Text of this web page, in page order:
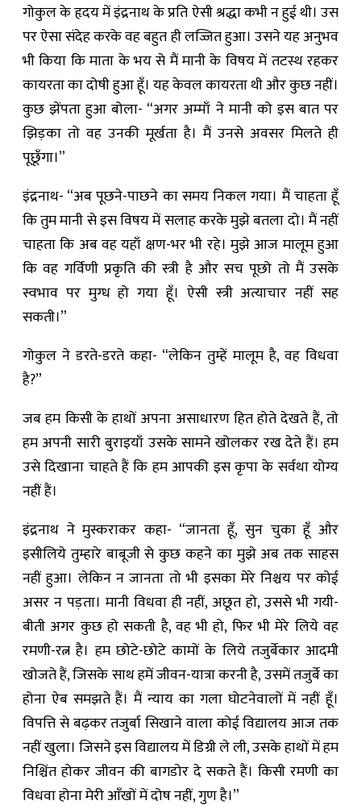
गोकुल के हृदय में इंद्रनाथ के प्रति ऐसी श्रद्धा कभी न हुई थी। उस
पर ऐसा संदेह करके वह बहुत ही ल‍‍‍ज्जित हुआ। उसने यह अनुभव
भी किया कि माता के भय से मैं मानी के विषय में तटस्थ रहकर
कायरता का दोषी हुआ हूँ। यह केवल कायरता थी और कुछ नहीं।
कुछ झेंपता हुआ बोला- “अगर अम्माँ ने मानी को इस बात पर
झिड़का तो वह उनकी मूर्खता है। मैं उनसे अवसर मिलते ही
पूछूँगा।”
इंद्रनाथ- “अब पूछने-पाछने का समय निकल गया। मैं चाहता हूँ
कि तुम मानी से इस विषय में सलाह करके मुझे बतला दो। मैं नहीं
चाहता कि अब वह यहाँ क्षण-भर भी रहे। मुझे आज मालूम हुआ
कि वह गर्विणी प्रकृति की स्त्री है और सच पूछो तो मैं उसके
स्वभाव पर मुग्ध हो गया हूँ। ऐसी स्त्री अत्याचार नहीं सह
सकती।”
गोकुल ने डरते-डरते कहा- “लेकिन तुम्हें मालूम है, वह विधवा
है?”
जब हम किसी के हाथों अपना असाधारण हित होते देखते हैं, तो
हम अपनी सारी बुराइयाँ उसके सामने खोलकर रख देते हैं। हम
उसे दिखाना चाहते हैं कि हम आपकी इस कृपा के सर्वथा योग्य
नहीं हैं।
इंद्रनाथ ने मुस्कराकर कहा- “जानता हूँ, सुन चुका हूँ और
इसीलिये तुम्हारे बाबूजी से कुछ कहने का मुझे अब तक साहस
नहीं हुआ। लेकिन न जानता तो भी इसका मेरे निश्चय पर कोई
असर न पड़ता। मानी विधवा ही नहीं, अछूत हो, उससे भी गयी-
बीती अगर कुछ हो सकती है, वह भी हो, फिर भी मेरे लिये वह
रमणी-रत्न है। हम छोटे-छोटे कामों के लिये तजुर्बेकार आदमी
खोजते हैं, जिसके साथ हमें जीवन-यात्रा करनी है, उसमें तजुर्बे का
होना ऐब समझते हैं। मैं न्याय का गला घोटनेवालों में नहीं हूँ।
विपत्ति से बढ़कर तजुर्बा सिखाने वाला कोई विद्यालय आज तक
नहीं खुला। जिसने इस विद्यालय में डिग्री ले ली, उसके हाथों में हम
निश्चिंत होकर जीवन की बागडोर दे सकते हैं। किसी रमणी का
विधवा होना मेरी आँखों में दोष नहीं, गुण है।”